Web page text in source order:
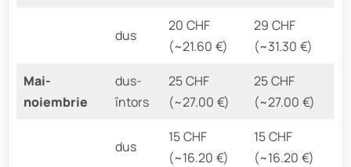
dus
20 CHF
(~21.60 €)
29 CHF
(~31.30 €)
Mai-
noiembrie
dus-
întors
25 CHF
(~27.00 €)
25 CHF
(~27.00 €)
dus
15 CHF
(~16.20 €)
15 CHF
(~16.20 €)